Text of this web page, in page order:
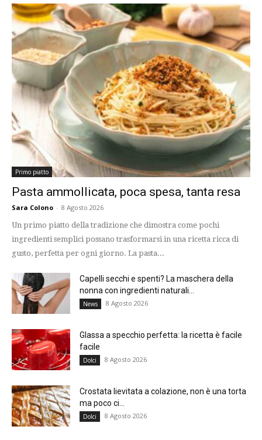
Primo piatto
Pasta ammollicata, poca spesa, tanta resa
Sara Colono - 8 Agosto 2026
Un primo piatto della tradizione che dimostra come pochi
ingredienti semplici possano trasformarsi in una ricetta ricca di
gusto, perfetta per ogni giorno. La pasta...
Capelli secchi e spenti? La maschera della
nonna con ingredienti naturali...
News 8 Agosto 2026
Glassa a specchio perfetta: la ricetta è facile
facile
Dolci 8 Agosto 2026
Crostata lievitata a colazione, non è una torta
ma poco ci...
Dolci 8 Agosto 2026